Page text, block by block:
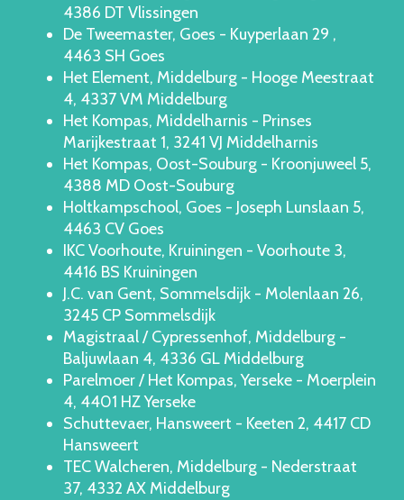
4386 DT Vlissingen
De Tweemaster, Goes - Kuyperlaan 29 ,
4463 SH Goes
Het Element, Middelburg - Hooge Meestraat
4, 4337 VM Middelburg
Het Kompas, Middelharnis - Prinses
Marijkestraat 1, 3241 VJ Middelharnis
Het Kompas, Oost-Souburg - Kroonjuweel 5,
4388 MD Oost-Souburg
Holtkampschool, Goes - Joseph Lunslaan 5,
4463 CV Goes
IKC Voorhoute, Kruiningen - Voorhoute 3,
4416 BS Kruiningen
J.C. van Gent, Sommelsdijk - Molenlaan 26,
3245 CP Sommelsdijk
Magistraal / Cypressenhof, Middelburg -
Baljuwlaan 4, 4336 GL Middelburg
Parelmoer / Het Kompas, Yerseke - Moerplein
4, 4401 HZ Yerseke
Schuttevaer, Hansweert - Keeten 2, 4417 CD
Hansweert
TEC Walcheren, Middelburg - Nederstraat
37, 4332 AX Middelburg